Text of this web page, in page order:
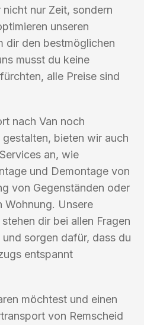
nur Zeit, sondern
unseren
dir den bestmöglichen
musst du keine
alle Preise sind
nach Van noch
bieten wir auch
an, wie
und Demontage von
von Gegenständen oder
Wohnung. Unsere
dir bei allen Fragen
sorgen dafür, dass du
entspannt
möchtest und einen
von Remscheid